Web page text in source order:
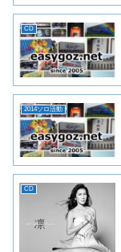
CD
2014ソロ活動
CD